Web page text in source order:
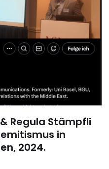
Regula Stämpfli
in
2024.